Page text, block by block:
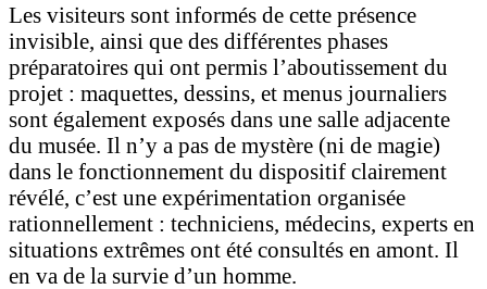
Les visiteurs sont informés de cette présence
invisible, ainsi que des différentes phases
préparatoires qui ont permis l’aboutissement du
projet : maquettes, dessins, et menus journaliers
sont également exposés dans une salle adjacente
du musée. Il n’y a pas de mystère (ni de magie)
dans le fonctionnement du dispositif clairement
révélé, c’est une expérimentation organisée
rationnellement : techniciens, médecins, experts en
situations extrêmes ont été consultés en amont. Il
en va de la survie d’un homme.